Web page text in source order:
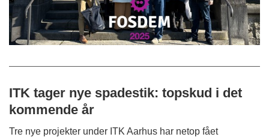
ITK tager nye spadestik: topskud i det
kommende år
Tre nye projekter under ITK Aarhus har netop fået